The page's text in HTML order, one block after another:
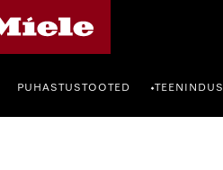
PUHASTUSTOOTED •TEENINDUS